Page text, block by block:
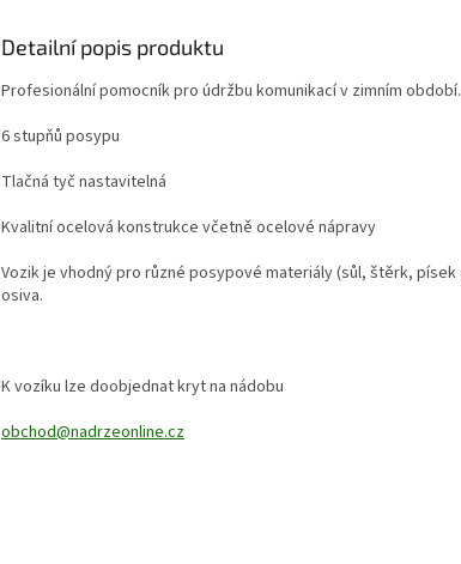
Detailní popis produktu
Profesionální pomocník pro údržbu komunikací v zimním období.
6 stupňů posypu
Tlačná tyč nastavitelná
Kvalitní ocelová konstrukce včetně ocelové nápravy
Vozik je vhodný pro různé posypové materiály (sůl, štěrk, písek
osiva.
K vozíku lze doobjednat kryt na nádobu
obchod@nadrzeonline.cz